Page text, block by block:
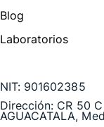
Blog
Laboratorios
NIT: 901602385
Dirección: CR 50 C
AGUACATALA,